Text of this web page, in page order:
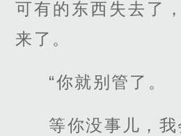
可有的东西失去了
来了。
“你就别管了。
等你没事儿，我